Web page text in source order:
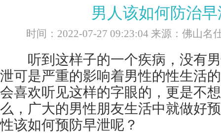
男人该如何防治
时间：2022-07-27 09:23:04 来源：佛山名
听到这样子的一个疾病，没有男
泄可是严重的影响着男性的性生活
会喜欢听见这样的字眼的，更是不
么，广大的男性朋友生活中就做好
性该如何预防早泄呢？